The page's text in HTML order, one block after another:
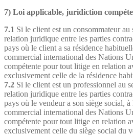
7) Loi applicable, juridiction
7.1 Si le client est un consommateur au
relation juridique entre les parties
pays où le client a sa résidence
commercial international des Nations
compétente pour tout litige en relation
exclusivement celle de la résidence
7.2 Si le client est un professionnel au
relation juridique entre les parties
pays où le vendeur a son siège social,
commercial international des Nations
compétente pour tout litige en relation
exclusivement celle du siège social du